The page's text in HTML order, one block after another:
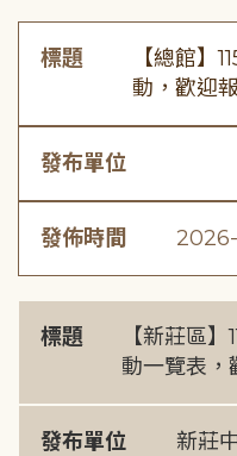
標題
【總館】
動，歡迎
發布單位
發佈時間
標題
【新莊區
動一覽表，
發布單位 新莊